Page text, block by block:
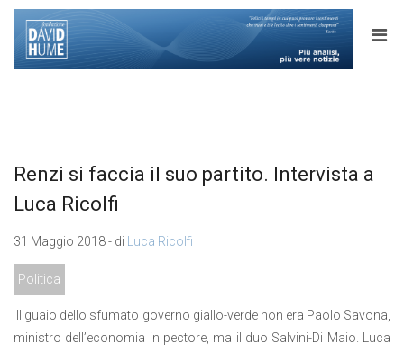
Renzi si faccia il suo partito. Intervista a
Luca Ricolfi
31 Maggio 2018 - di Luca Ricolfi
Politica
Il guaio dello sfumato governo giallo-verde non era Paolo Savona,
ministro dell’economia in pectore, ma il duo Salvini-Di Maio. Luca